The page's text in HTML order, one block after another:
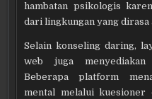
hambatan psikologis
dari lingkungan yang dirasa
Selain konseling daring,
web juga
Beberapa platform
mental melalui